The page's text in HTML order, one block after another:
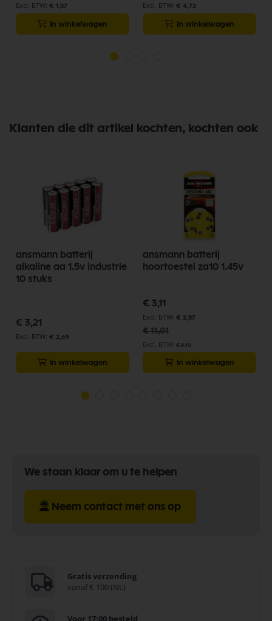
€ 1,57
In winkelwagen
€ 4,73
In winkelwagen
Klanten die dit artikel kochten, kochten ook
ansmann batterij
alkaline aa 1.5v industrie
10 stuks
€ 3,21
€ 2,65
In winkelwagen
ansmann batterij
hoortoestel za10 1.45v
Speciale
prijs
€ 3,11
€ 2,57
€ 11,01
€ 9,10
In winkelwagen
We staan klaar om u te helpen
Neem contact met ons op
Gratis verzending
vanaf € 100 (NL)
Voor 17:00 besteld